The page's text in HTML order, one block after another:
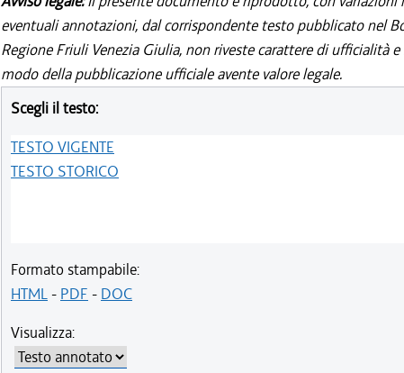
eventuali annotazioni, dal corrispondente testo pubblicato nel
Regione Friuli Venezia Giulia, non riveste carattere di ufficialità
modo della pubblicazione ufficiale avente valore legale.
Scegli il testo:
TESTO VIGENTE
TESTO STORICO
Formato stampabile:
HTML- PDF - DOC
Visualizza: